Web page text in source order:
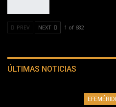
PREV NEXT 1 of 682
ÚLTIMAS NOTICIAS